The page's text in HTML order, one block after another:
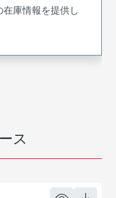
ス
庫情報を提供し